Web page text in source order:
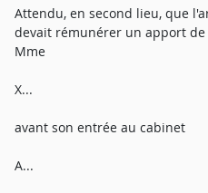
Attendu, en second lieu, que
devait rémunérer un apport
Mme
X...
avant son entrée au cabinet
A...